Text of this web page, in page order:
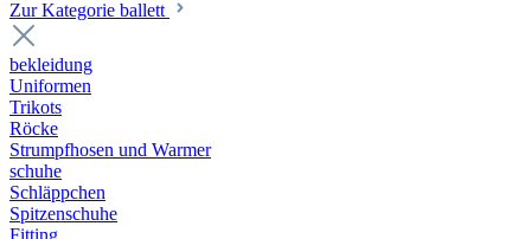
Zur Kategorie ballett
bekleidung
Uniformen
Trikots
Röcke
Strumpfhosen und Warmer
schuhe
Schläppchen
Spitzenschuhe
Fitting